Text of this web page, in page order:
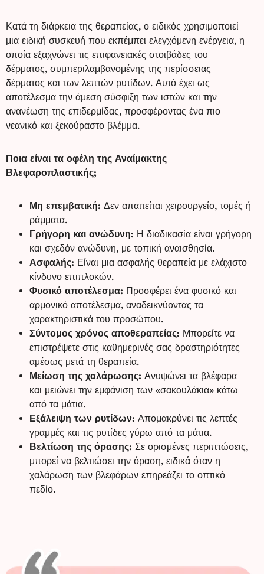
Κατά τη διάρκεια της θεραπείας, ο ειδικός χρησιμοποιεί
μια ειδική συσκευή που εκπέμπει ελεγχόμενη ενέργεια, η
οποία εξαχνώνει τις επιφανειακές στοιβάδες του
δέρματος, συμπεριλαμβανομένης της περίσσειας
δέρματος και των λεπτών ρυτίδων. Αυτό έχει ως
αποτέλεσμα την άμεση σύσφιξη των ιστών και την
ανανέωση της επιδερμίδας, προσφέροντας ένα πιο
νεανικό και ξεκούραστο βλέμμα.
Ποια είναι τα οφέλη της Αναίμακτης
Βλεφαροπλαστικής;
Μη επεμβατική: Δεν απαιτείται χειρουργείο, τομές ή
ράμματα.
Γρήγορη και ανώδυνη: Η διαδικασία είναι γρήγορη
και σχεδόν ανώδυνη, με τοπική αναισθησία.
Ασφαλής: Είναι μια ασφαλής θεραπεία με ελάχιστο
κίνδυνο επιπλοκών.
Φυσικό αποτέλεσμα: Προσφέρει ένα φυσικό και
αρμονικό αποτέλεσμα, αναδεικνύοντας τα
χαρακτηριστικά του προσώπου.
Σύντομος χρόνος αποθεραπείας: Μπορείτε να
επιστρέψετε στις καθημερινές σας δραστηριότητες
αμέσως μετά τη θεραπεία.
Μείωση της χαλάρωσης: Ανυψώνει τα βλέφαρα
και μειώνει την εμφάνιση των «σακουλάκια» κάτω
από τα μάτια.
Εξάλειψη των ρυτίδων: Απομακρύνει τις λεπτές
γραμμές και τις ρυτίδες γύρω από τα μάτια.
Βελτίωση της όρασης: Σε ορισμένες περιπτώσεις,
μπορεί να βελτιώσει την όραση, ειδικά όταν η
χαλάρωση των βλεφάρων επηρεάζει το οπτικό
πεδίο.